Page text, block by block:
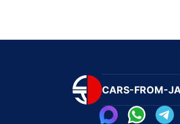
CARS-FROM-